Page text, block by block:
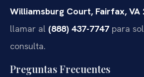
Williamsburg Court, Fairfax, VA
llamar al (888) 437-7747 para
consulta.
Preguntas Frecuentes